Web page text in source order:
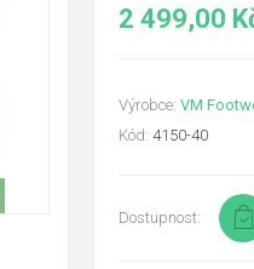
2 499,00
Výrobce: VM
Kód: 4150-40
Dostupnost: